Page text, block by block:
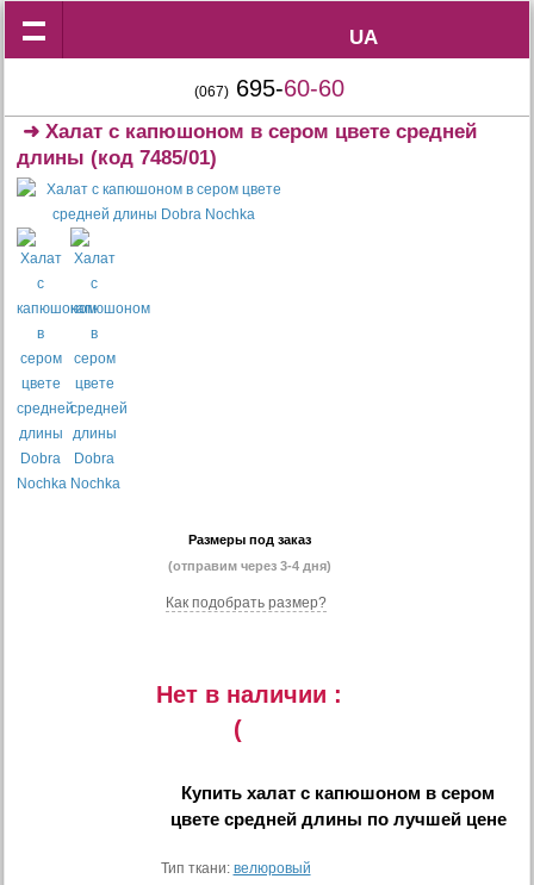
UA
UA
(067) 695-60-60
➜Халат с капюшоном в сером цвете средней
длины (код 7485/01)
Размеры под заказ
(отправим через 3-4 дня)
Как подобрать размер?
Нет в наличии :
(
Купитьхалат с капюшоном в сером
цвете средней длины по лучшей цене
Тип ткани: велюровый